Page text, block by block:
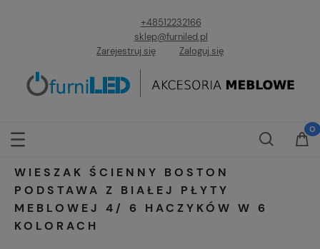
+48512232166
sklep@furniled.pl
Zarejestruj się
Zaloguj się
WIESZAK ŚCIENNY BOSTON
PODSTAWA Z BIAŁEJ PŁYTY
MEBLOWEJ 4/ 6 HACZYKÓW W 6
KOLORACH